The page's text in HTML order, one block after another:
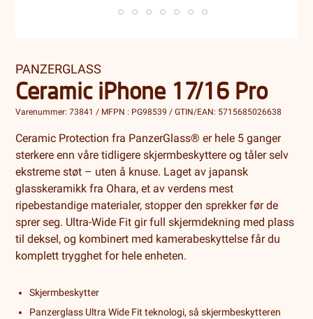
PANZERGLASS
Ceramic iPhone 17/16 Pro
Varenummer: 73841 / MFPN : PG98539 / GTIN/EAN: 5715685026638
Ceramic Protection fra PanzerGlass® er hele 5 ganger
sterkere enn våre tidligere skjermbeskyttere og tåler selv
ekstreme støt – uten å knuse. Laget av japansk
glasskeramikk fra Ohara, et av verdens mest
ripebestandige materialer, stopper den sprekker før de
sprer seg. Ultra-Wide Fit gir full skjermdekning med plass
til deksel, og kombinert med kamerabeskyttelse får du
komplett trygghet for hele enheten.
Skjermbeskytter
Panzerglass Ultra Wide Fit teknologi, så skjermbeskytteren